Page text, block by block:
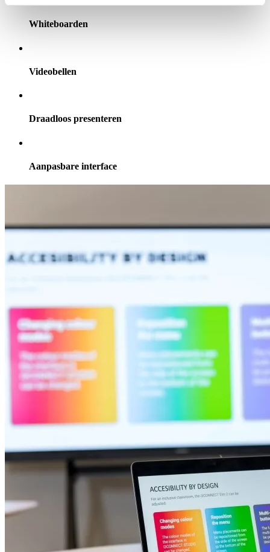
Whiteboarden
Videobellen
Draadloos presenteren
Aanpasbare interface